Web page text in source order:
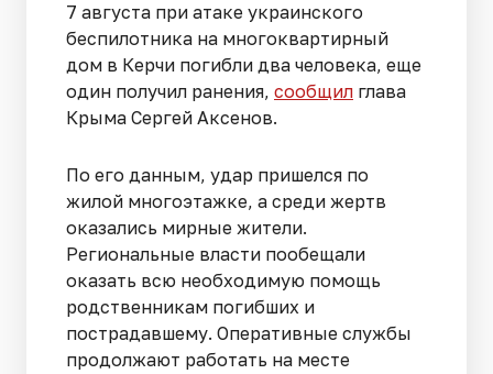
7 августа при атаке украинского
беспилотника на многоквартирный
дом в Керчи погибли два человека, еще
один получил ранения, сообщил глава
Крыма Сергей Аксенов.
По его данным, удар пришелся по
жилой многоэтажке, а среди жертв
оказались мирные жители.
Региональные власти пообещали
оказать всю необходимую помощь
родственникам погибших и
пострадавшему. Оперативные службы
продолжают работать на месте